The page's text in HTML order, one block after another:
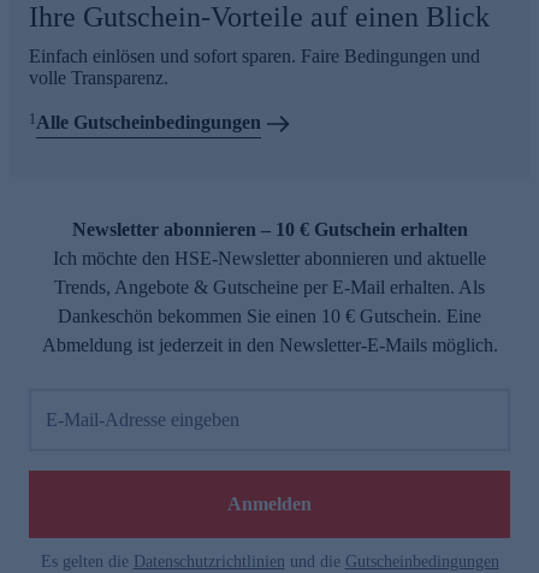
Ihre Gutschein-Vorteile auf einen Blick
Einfach einlösen und sofort sparen. Faire Bedingungen und
volle Transparenz.
1 Alle Gutscheinbedingungen
Newsletter abonnieren – 10 € Gutschein erhalten
Ich möchte den HSE-Newsletter abonnieren und aktuelle
Trends, Angebote & Gutscheine per E-Mail erhalten. Als
Dankeschön bekommen Sie einen 10 € Gutschein. Eine
Abmeldung ist jederzeit in den Newsletter-E-Mails möglich.
E-Mail-Adresse eingeben
Anmelden
Es gelten die Datenschutzrichtlinien und die Gutscheinbedingungen